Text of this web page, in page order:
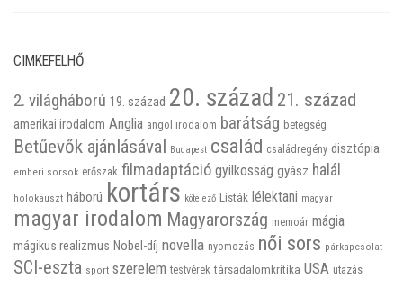
CIMKEFELHŐ
2. világháború 19. század 20. század 21. század
amerikai irodalom Anglia angol irodalom barátság betegség
Betűevők ajánlásával Budapest család családregény disztópia
emberi sorsok erőszak filmadaptáció gyilkosság gyász halál
holokauszt háború kortárs kötelező Listák lélektani magyar
magyar irodalom Magyarország memoár mágia
mágikus realizmus Nobel-díj novella nyomozás női sors párkapcsolat
SCI-eszta sport szerelem testvérek társadalomkritika USA utazás